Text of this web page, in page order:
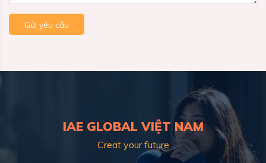
Gửi yêu cầu
IAE GLOBAL VIỆT NAM
Creat your future